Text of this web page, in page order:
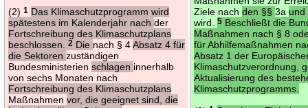
(2)1 Das Klimaschutzprogramm wird
spätestens im Kalenderjahr nachder
Fortschreibung des Klimaschutzplans
beschlossen.2 Die nach § 4Absatz 4 für
die Sektorenzuständigen
Bundesministerienschlagen innerhalb
von sechs Monaten nach
Fortschreibung des Klimaschutzplans
Maßnahmenvor, die geeignet sind, die
Ziele nachden §§3a
wird.5 Beschließt die
Maßnahmen nach § 8
für Abhilfemaßnahmen
Absatz 1 der
Klimaschutzverordnung,
Aktualisierung des
Klimaschutzprogramms.